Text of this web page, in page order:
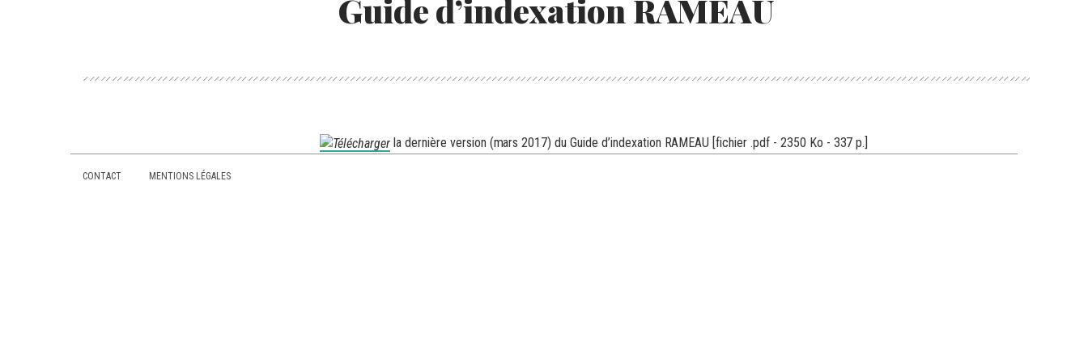
Guide d’indexation RAMEAU
la dernière version (mars 2017) du Guide d’indexation RAMEAU [fichier .pdf - 2350 Ko - 337 p.]
CONTACT MENTIONS LÉGALES